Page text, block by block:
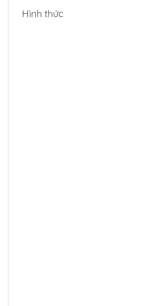
Hình thức